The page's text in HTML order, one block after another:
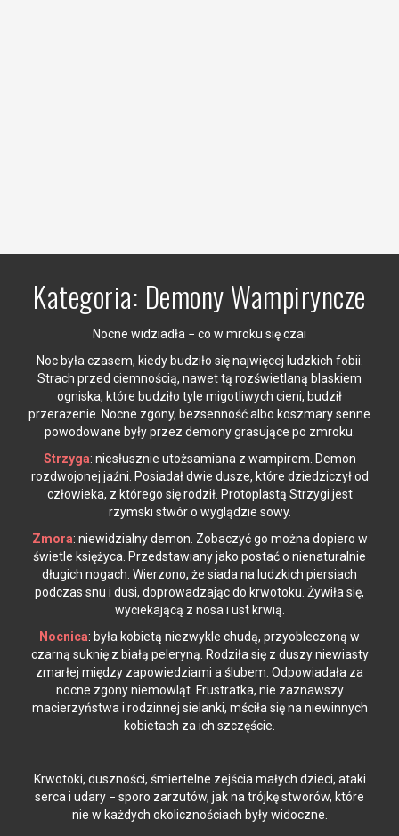
Kategoria: Demony Wampiryncze
Nocne widziadła − co w mroku się czai
Noc była czasem, kiedy budziło się najwięcej ludzkich fobii.
Strach przed ciemnością, nawet tą rozświetlaną blaskiem
ogniska, które budziło tyle migotliwych cieni, budził
przerażenie. Nocne zgony, bezsenność albo koszmary senne
powodowane były przez demony grasujące po zmroku.
Strzyga: niesłusznie utożsamiana z wampirem. Demon
rozdwojonej jaźni. Posiadał dwie dusze, które dziedziczył od
człowieka, z którego się rodził. Protoplastą Strzygi jest
rzymski stwór o wyglądzie sowy.
Zmora: niewidzialny demon. Zobaczyć go można dopiero w
świetle księżyca. Przedstawiany jako postać o nienaturalnie
długich nogach. Wierzono, że siada na ludzkich piersiach
podczas snu i dusi, doprowadzając do krwotoku. Żywiła się,
wyciekającą z nosa i ust krwią.
Nocnica: była kobietą niezwykle chudą, przyobleczoną w
czarną suknię z białą peleryną. Rodziła się z duszy niewiasty
zmarłej między zapowiedziami a ślubem. Odpowiadała za
nocne zgony niemowląt. Frustratka, nie zaznawszy
macierzyństwa i rodzinnej sielanki, mściła się na niewinnych
kobietach za ich szczęście.
Krwotoki, duszności, śmiertelne zejścia małych dzieci, ataki
serca i udary − sporo zarzutów, jak na trójkę stworów, które
nie w każdych okolicznościach były widoczne.